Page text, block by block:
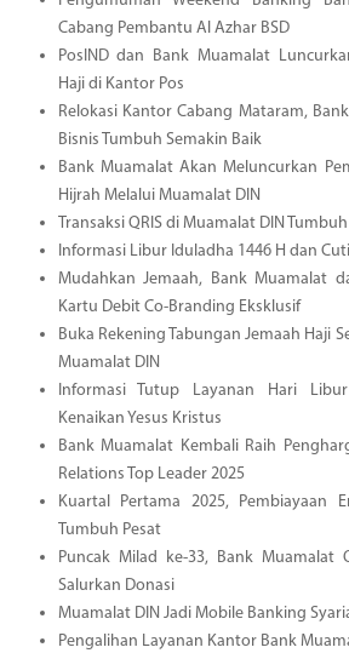
Cabang Pembantu Al Azhar BSD
PosIND dan Bank Muamalat
Haji di Kantor Pos
Relokasi Kantor Cabang Mataram,
Bisnis Tumbuh Semakin Baik
Bank Muamalat Akan Meluncurkan
Hijrah Melalui Muamalat DIN
Transaksi QRIS di Muamalat DIN
Informasi Libur Iduladha 1446 H dan
Mudahkan Jemaah, Bank Muamalat
Kartu Debit Co-Branding Eksklusif
Buka Rekening Tabungan Jemaah Haji
Muamalat DIN
Informasi Tutup Layanan Hari
Kenaikan Yesus Kristus
Bank Muamalat Kembali Raih
Relations Top Leader 2025
Kuartal Pertama 2025, Pembiayaan
Tumbuh Pesat
Puncak Milad ke-33, Bank Muamalat
Salurkan Donasi
Muamalat DIN Jadi Mobile Banking
Pengalihan Layanan Kantor Bank